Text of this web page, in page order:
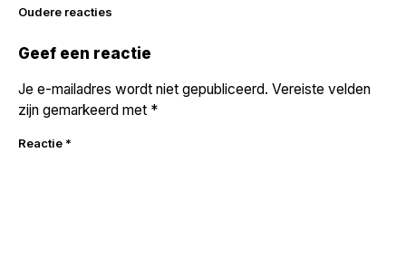
Reacties
Oudere reacties
Geef een reactie
Je e-mailadres wordt niet gepubliceerd. Vereiste velden
zijn gemarkeerd met *
Reactie *